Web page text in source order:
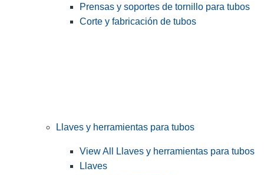
Prensas y soportes de tornillo para tubos
Corte y fabricación de tubos
Llaves y herramientas para tubos
View All Llaves y herramientas para tubos
Llaves